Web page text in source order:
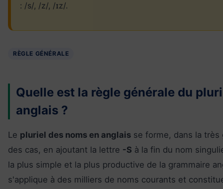
: /s/, /z/, /ɪz/.
RÈGLE GÉNÉRALE
Quelle est la règle générale du
anglais ?
Le pluriel des noms en anglais se forme, dans la très
des cas, en ajoutant la lettre -S à la fin du nom
la plus simple et la plus productive de la grammaire
s'applique à des milliers de noms courants et